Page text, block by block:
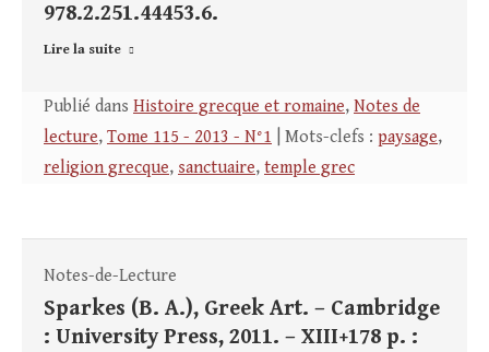
978.2.251.44453.6.
Lire la suite
Publié dans Histoire grecque et romaine, Notes de
lecture, Tome 115 - 2013 - N°1 | Mots-clefs : paysage,
religion grecque, sanctuaire, temple grec
Notes-de-Lecture
Sparkes (B. A.), Greek Art. – Cambridge
: University Press, 2011. – XIII+178 p. :